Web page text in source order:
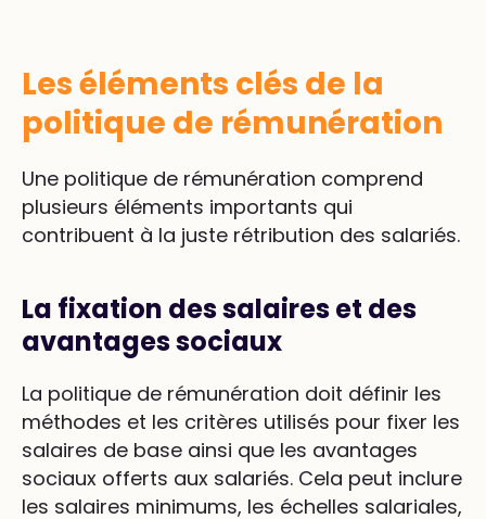
Les éléments clés de la
politique de rémunération
Une politique de rémunération comprend
plusieurs éléments importants qui
contribuent à la juste rétribution des salariés.
La fixation des salaires et des
avantages sociaux
La politique de rémunération doit définir les
méthodes et les critères utilisés pour fixer les
salaires de base ainsi que les avantages
sociaux offerts aux salariés. Cela peut inclure
les salaires minimums, les échelles salariales,